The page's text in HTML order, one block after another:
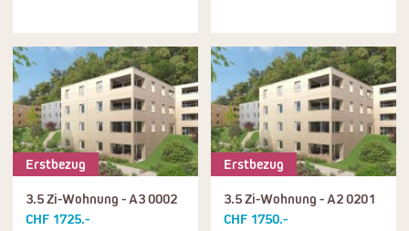
Erstbezug
3.5 Zi-Wohnung - A3 0002
CHF 1725.-
Erstbezug
3.5 Zi-Wohnung - A2 0201
CHF 1750.-